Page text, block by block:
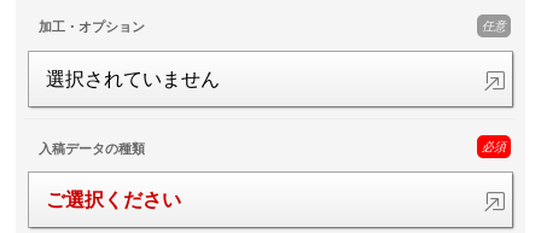
加工・オプション 任意
選択されていません
入稿データの種類 必須
ご選択ください